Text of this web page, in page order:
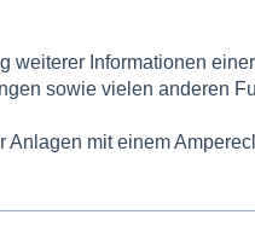
weiterer Informationen
sowie vielen anderen
Anlagen mit einem